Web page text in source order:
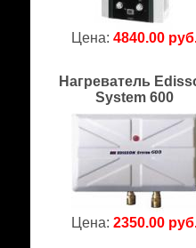
Цена:4840.00
Нагреватель
System 600
Цена:2350.00